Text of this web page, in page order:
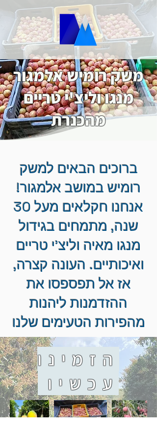
משק רומיש אלמגור
מנגו וליצ'י טריים
מהכנרת
ברוכים הבאים למשק
רומיש במושב אלמגור!
אנחנו חקלאים מעל 30
שנה, מתמחים בגידול
מנגו מאיה וליצ'י טריים
ואיכותיים. העונה קצרה,
אז אל תפספסו את
ההזדמנות ליהנות
מהפירות הטעימים שלנו
הזמינו
עכשיו